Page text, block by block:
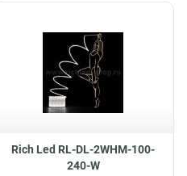
Rich Led RL-DL-2WHM-100-
240-W